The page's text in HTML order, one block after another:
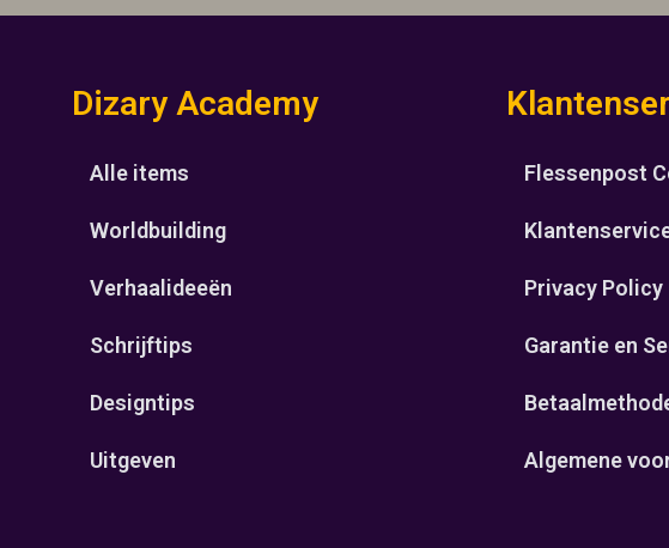
Dizary Academy
Alle items
Worldbuilding
Verhaalideeën
Schrijftips
Designtips
Uitgeven
Flessenpost
Privacy Policy
Garantie en
Algemene